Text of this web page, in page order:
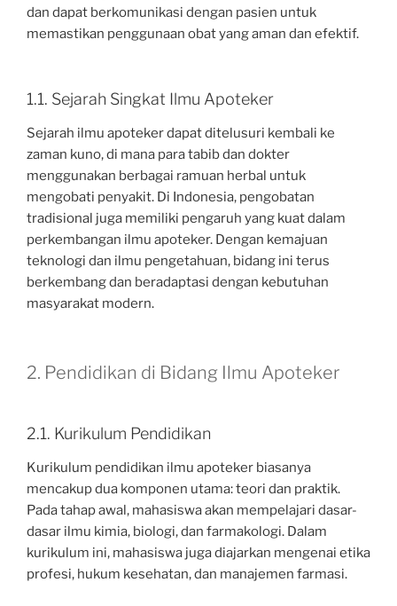
dan dapat berkomunikasi dengan pasien untuk
memastikan penggunaan obat yang aman dan efektif.
1.1. Sejarah Singkat Ilmu Apoteker
Sejarah ilmu apoteker dapat ditelusuri kembali ke
zaman kuno, di mana para tabib dan dokter
menggunakan berbagai ramuan herbal untuk
mengobati penyakit. Di Indonesia, pengobatan
tradisional juga memiliki pengaruh yang kuat dalam
perkembangan ilmu apoteker. Dengan kemajuan
teknologi dan ilmu pengetahuan, bidang ini terus
berkembang dan beradaptasi dengan kebutuhan
masyarakat modern.
2. Pendidikan di Bidang Ilmu Apoteker
2.1. Kurikulum Pendidikan
Kurikulum pendidikan ilmu apoteker biasanya
mencakup dua komponen utama: teori dan praktik.
Pada tahap awal, mahasiswa akan mempelajari dasar-
dasar ilmu kimia, biologi, dan farmakologi. Dalam
kurikulum ini, mahasiswa juga diajarkan mengenai etika
profesi, hukum kesehatan, dan manajemen farmasi.